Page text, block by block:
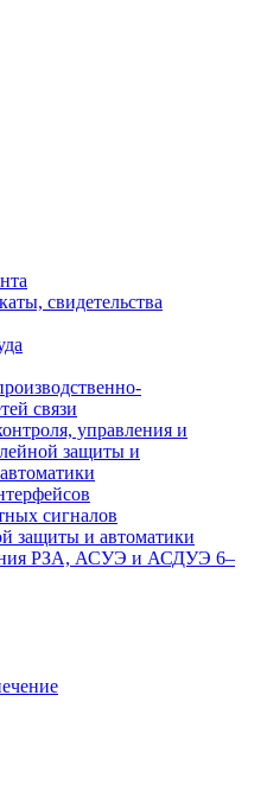
свидетельства
связи
управления и
защиты и
сигналов
защиты и автоматики
РЗА, АСУЭ и АСДУЭ 6–